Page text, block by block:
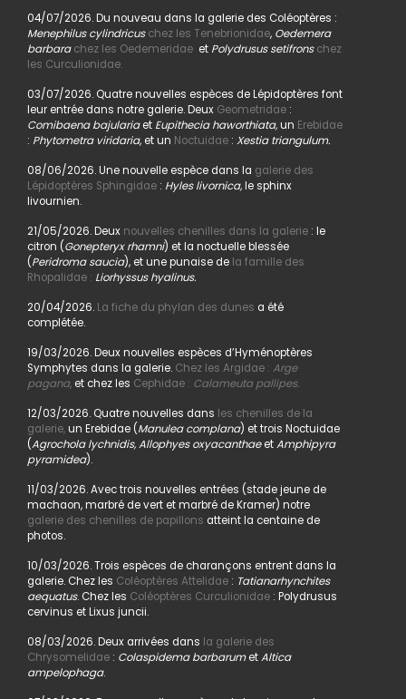
04/07/2026. Du nouveau dans la galerie des Coléoptères :
Menephilus cylindricus chez les Tenebrionidae,Oedemera
barbara chez les Oedemeridaeet Polydrusus setifrons chez
les Curculionidae.
03/07/2026. Quatre nouvelles espèces de Lépidoptères font
leur entrée dans notre galerie. Deux Geometridae:
Comibaena bajulariaet Eupithecia haworthiata,un Erebidae
: Phytometra viridaria, et un Noctuidae: Xestia triangulum.
08/06/2026. Une nouvelle espèce dans la galerie des
Lépidoptères Sphingidae: Hyles livornica,le sphinx
livournien.
21/05/2026. Deux nouvelles chenilles dans la galerie : le
citron (Gonepteryx rhamni) et la noctuelle blessée
(Peridroma saucia), et une punaise dela famille des
Rhopalidae : Liorhyssus hyalinus.
20/04/2026. La fiche du phylan des dunes a été
complétée.
19/03/2026. Deux nouvelles espèces d’Hyménoptères
Symphytes dans la galerie. Chez les Argidae : Arge
pagana,et chez les Cephidae : Calameuta pallipes.
12/03/2026. Quatre nouvelles dans les chenilles de la
galerie,un Erebidae (Manulea complana) et trois Noctuidae
(Agrochola lychnidis, Allophyes oxyacanthaeetAmphipyra
pyramidea).
11/03/2026. Avec trois nouvelles entrées (stade jeune de
machaon, marbré de vert et marbré de Kramer) notre
galerie des chenilles de papillons atteint la centaine de
photos.
10/03/2026. Trois espèces de charançons entrent dans la
galerie. Chez les Coléoptères Attelidae: Tatianarhynchites
aequatus. Chez les Coléoptères Curculionidae: Polydrusus
cervinus et Lixus juncii.
08/03/2026. Deux arrivées dans la galerie des
Chrysomelidae: Colaspidema barbarumetAltica
ampelophaga.